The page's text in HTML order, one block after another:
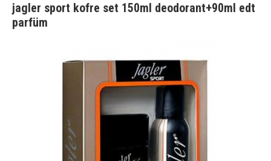
jagler sport kofre set 150ml deodorant+90ml edt
parfüm